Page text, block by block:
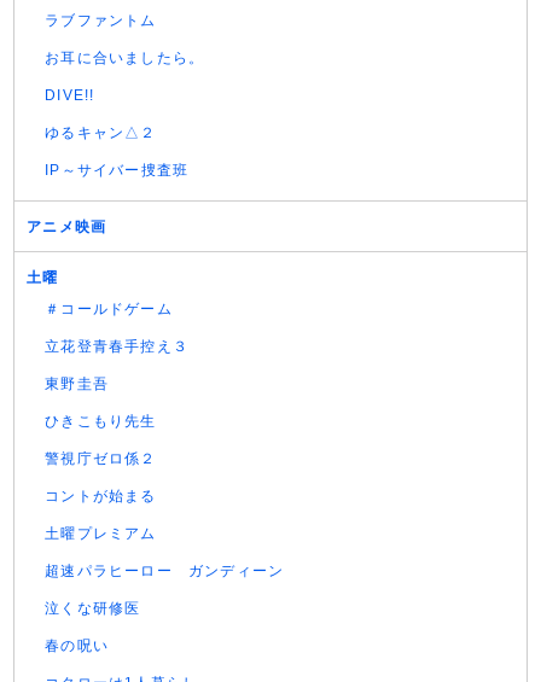
ラブファントム
お耳に合いましたら。
DIVE!!
ゆるキャン△２
IP～サイバー捜査班
アニメ映画
土曜
＃コールドゲーム
立花登青春手控え３
東野圭吾
ひきこもり先生
警視庁ゼロ係２
コントが始まる
土曜プレミアム
超速パラヒーロー ガンディーン
泣くな研修医
春の呪い